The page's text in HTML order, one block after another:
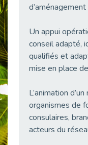
Publié le 04/05/2026
Publié le 01/05/2026
Témoignage : Le
Publié le 30/04/2026
Publié le 29/04/2026
Publié le 29/04/2026
Un appui
conseil adapté,
qualifiés et
mise en place
L’animation
organismes de
consulaires,
acteurs du